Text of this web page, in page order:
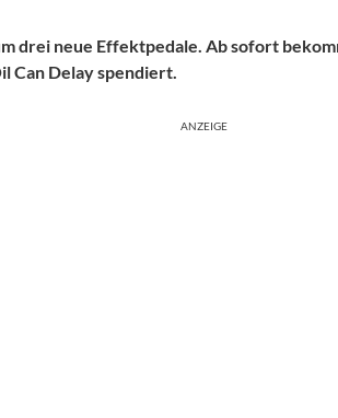
drei neue Effektpedale. Ab sofort
Can Delay spendiert.
ANZEIGE